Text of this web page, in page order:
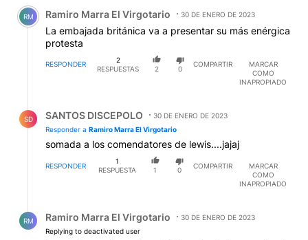
Comentario de Ramiro Marra El Virgotario.
RM Ramiro Marra El Virgotario 30 DE ENERO DE 2023
La embajada británica va a presentar su más enérgica
protesta
RESPONDER
2
RESPUESTAS
2 0
COMPARTIR
MARCAR
COMO
INAPROPIADO
SD SANTOS DISCEPOLO
30 DE ENERO DE 2023
Responder a Ramiro Marra El Virgotario
somada a los comendatores de lewis....jajaj
RESPONDER
1
RESPUESTA
1 0
COMPARTIR
MARCAR
COMO
INAPROPIADO
RM Ramiro Marra El Virgotario
30 DE ENERO DE 2023
Replying to deactivated user